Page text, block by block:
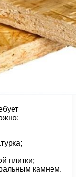
плитки;
камнем.